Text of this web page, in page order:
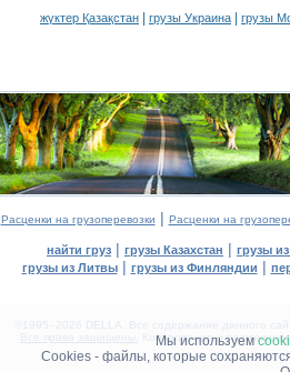
Мы используем
Cookies - файлы, которые
жүктер Қазақстан
грузы Украина грузы
Расценки на грузоперевозки | Расценки на
найти груз | грузы Казахстан | грузы
грузы из Литвы| грузы из Финляндии |
©1995–2026 DELLA. Все содержание данного
Все права защищены.
Копирование и